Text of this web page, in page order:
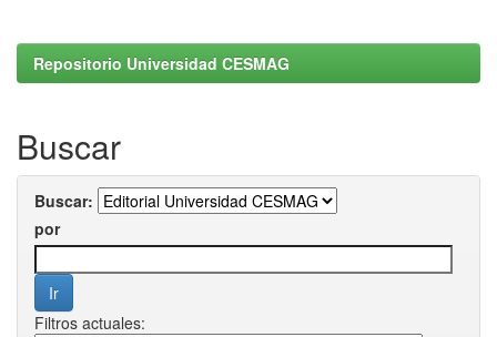
Repositorio Universidad CESMAG
Buscar
Buscar:
por
Filtros actuales: